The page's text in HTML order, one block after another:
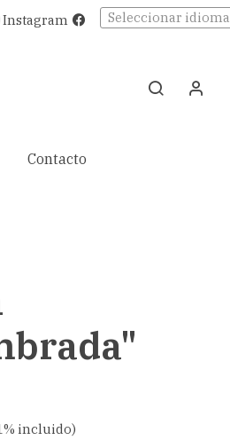
Instagram Seleccionar idioma
Contacto
incluido)